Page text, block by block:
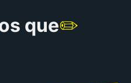
que✏️